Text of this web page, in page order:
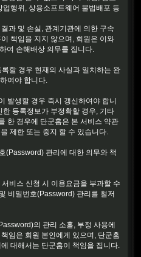
행위, 상용소프트웨어 불법배포 등
과 및 손실, 관계기관에 의한 구속
책임을 지지 않으며, 회원은 이와
여 손해배상 의무를 집니다.
할 경우 현재의 사실과 일치하는 완
여야 합니다.
발생할 경우 즉시 갱신하여야 합니
등록정보가 부정확할 경우, 기타
한 경우에 단군홈은 본 서비스 약관
제한 또는 중지 할 수 있습니다.
(Password) 관리에 대한 의무와 책
비스 신청 시 이용요금을 부과할 수
비밀번호(Password) 관리를 철저
의 관리 소홀, 부정 사용에
임은 회원 본인에게 있으며, 단군홈
대해서는 단군홈이 책임을 집니다.